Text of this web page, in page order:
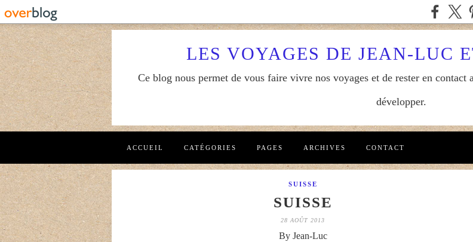
LES VOYAGES DE JEAN-LUC
Ce blog nous permet de vous faire vivre nos voyages et de rester en
développer.
ACCUEIL CATÉGORIES PAGES ARCHIVES CONTACT
SUISSE
SUISSE
28 AOÛT 2013
By Jean-Luc